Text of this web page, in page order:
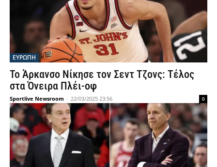
ΕΥΡΩΠΗ
Το Άρκανσο Νίκησε τον Σεντ Τζονς: Τέλος
στα Όνειρα Πλέι-οφ
Sportlive Newsroom - 22/03/2025 23:56 0